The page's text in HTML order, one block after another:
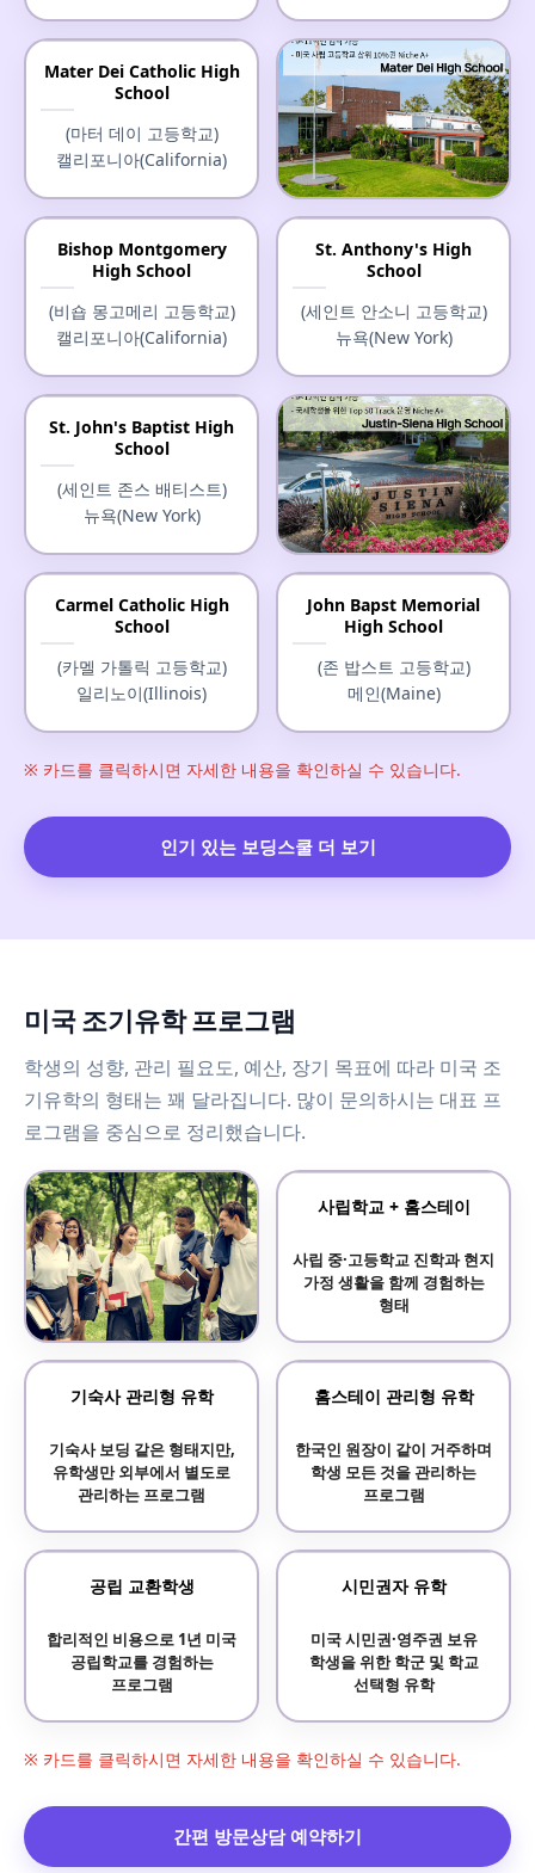
Mater Dei Catholic High
School
(마터 데이 고등학교)
캘리포니아(California)
(마터 데이 고등학교)
캘리포니아(California)
Bishop Montgomery
High School
(비숍 몽고메리 고등학교)
캘리포니아(California)
St. Anthony's High
School
(세인트 안소니 고등학교)
뉴욕(New York)
St. John's Baptist High
School
(세인트 존스 배티스트)
뉴욕(New York)
(저스틴-시에나 고등학교)
캘리포니아(California)
Carmel Catholic High
School
(카멜 가톨릭 고등학교)
일리노이(Illinois)
John Bapst Memorial
High School
(존 밥스트 고등학교)
메인(Maine)
※ 카드를 클릭하시면 자세한 내용을 확인하실 수 있습니다.
인기 있는 보딩스쿨 더 보기
미국 조기유학 프로그램
학생의 성향, 관리 필요도, 예산, 장기 목표에 따라 미국 조
기유학의 형태는 꽤 달라집니다. 많이 문의하시는 대표 프
로그램을 중심으로 정리했습니다.
사립학교 프로그램
사립학교 + 홈스테이
사립 중·고등학교 진학과 현지
가정 생활을 함께 경험하는
형태
기숙사 관리형 유학
기숙사 보딩 같은 형태지만,
유학생만 외부에서 별도로
관리하는 프로그램
홈스테이 관리형 유학
한국인 원장이 같이 거주하며
학생 모든 것을 관리하는
프로그램
공립 교환학생
합리적인 비용으로 1년 미국
공립학교를 경험하는
프로그램
시민권자 유학
미국 시민권·영주권 보유
학생을 위한 학군 및 학교
선택형 유학
※ 카드를 클릭하시면 자세한 내용을 확인하실 수 있습니다.
간편 방문상담 예약하기